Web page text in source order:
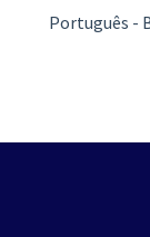
Português -